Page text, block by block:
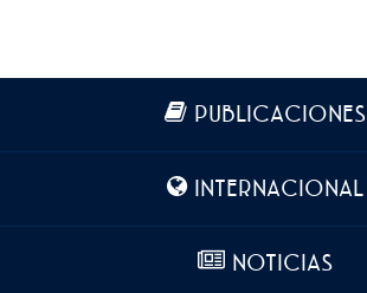
Más información
PUBLICACIONES
INTERNACIONAL
NOTICIAS